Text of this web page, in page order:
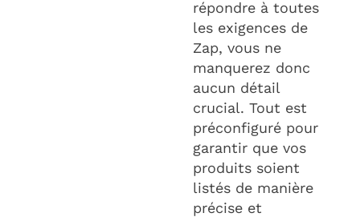
répondre à toutes
les exigences de
Zap, vous ne
manquerez donc
aucun détail
crucial. Tout est
préconfiguré pour
garantir que vos
produits soient
listés de manière
précise et